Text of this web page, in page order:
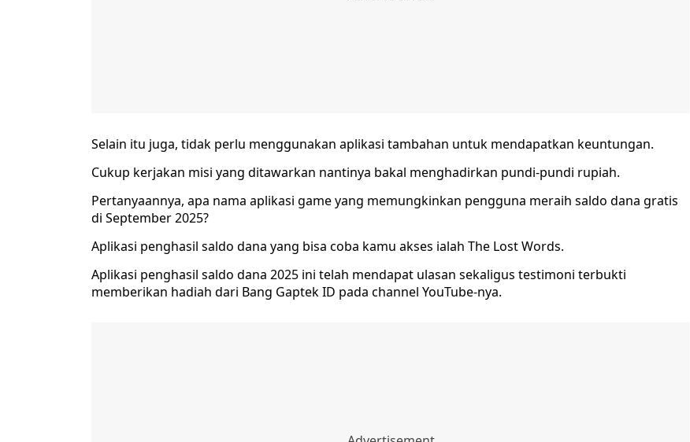
Selain itu juga, tidak perlu menggunakan aplikasi tambahan untuk mendapatkan keuntungan.
Cukup kerjakan misi yang ditawarkan nantinya bakal menghadirkan pundi-pundi rupiah.
Pertanyaannya, apa nama aplikasi game yang memungkinkan pengguna meraih saldo dana gratis
di September 2025?
Aplikasi penghasil saldo dana yang bisa coba kamu akses ialah The Lost Words.
Aplikasi penghasil saldo dana 2025 ini telah mendapat ulasan sekaligus testimoni terbukti
memberikan hadiah dari Bang Gaptek ID pada channel YouTube-nya.